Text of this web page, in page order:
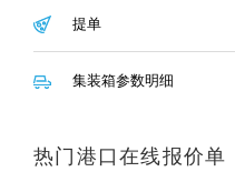
提单
集装箱参数明细
热门港口在线报价单